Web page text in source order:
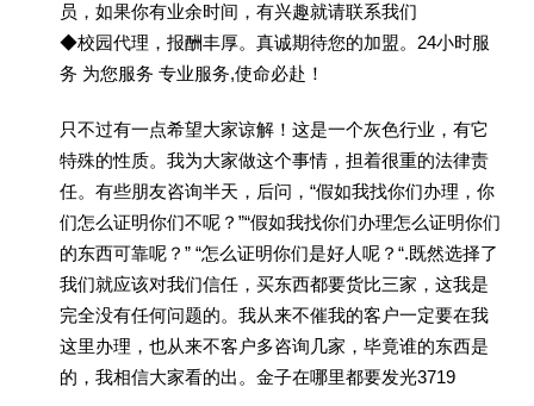
员，如果你有业余时间，有兴趣就请联系我们
◆校园代理，报酬丰厚。真诚期待您的加盟。24小时服
务 为您服务 专业服务,使命必赴！
只不过有一点希望大家谅解！这是一个灰色行业，有它
特殊的性质。我为大家做这个事情，担着很重的法律责
任。有些朋友咨询半天，后问，“假如我找你们办理，你
们怎么证明你们不呢？”“假如我找你们办理怎么证明你们
的东西可靠呢？” “怎么证明你们是好人呢？“.既然选择了
我们就应该对我们信任，买东西都要货比三家，这我是
完全没有任何问题的。我从来不催我的客户一定要在我
这里办理，也从来不客户多咨询几家，毕竟谁的东西是
的，我相信大家看的出。金子在哪里都要发光3719